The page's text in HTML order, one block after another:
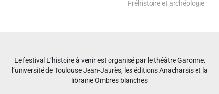
Préhistoire et archéologie
Le festival L’histoire à venir est organisé par le théâtre Garonne,
l’université de Toulouse Jean-Jaurès, les éditions Anacharsis et la
librairie Ombres blanches